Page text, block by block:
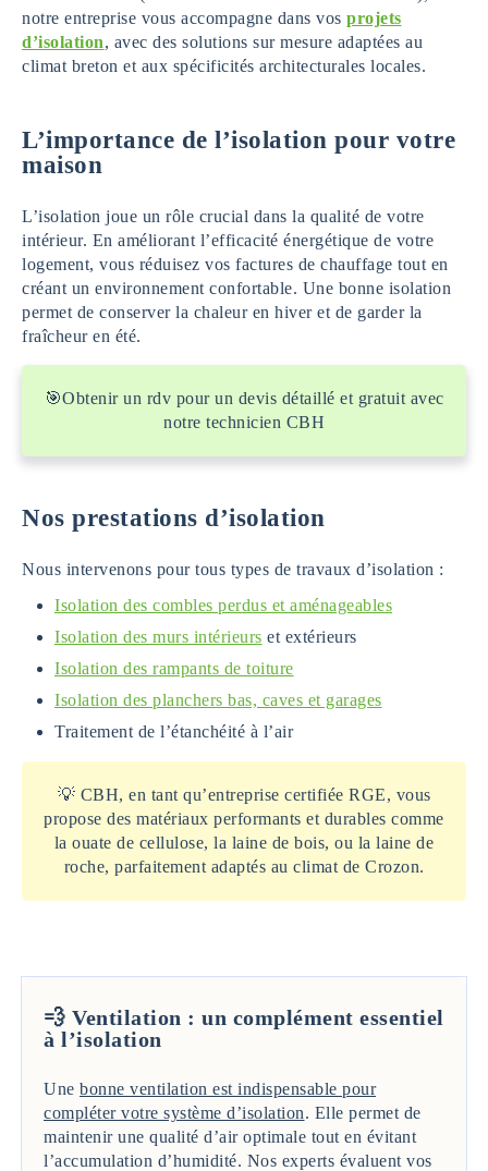
notre entreprise vous accompagne dans vos projets
d’isolation, avec des solutions sur mesure adaptées au
climat breton et aux spécificités architecturales locales.
L’importance de l’isolation pour votre
maison
L’isolation joue un rôle crucial dans la qualité de votre
intérieur. En améliorant l’efficacité énergétique de votre
logement, vous réduisez vos factures de chauffage tout en
créant un environnement confortable. Une bonne isolation
permet de conserver la chaleur en hiver et de garder la
fraîcheur en été.
🎯Obtenir un rdv pour un devis détaillé et gratuit avec
notre technicien CBH
Nos prestations d’isolation
Nous intervenons pour tous types de travaux d’isolation :
Isolation des combles perdus et aménageables
Isolation des murs intérieurs et extérieurs
Isolation des rampants de toiture
Isolation des planchers bas, caves et garages
Traitement de l’étanchéité à l’air
💡 CBH, en tant qu’entreprise certifiée RGE, vous
propose des matériaux performants et durables comme
la ouate de cellulose, la laine de bois, ou la laine de
roche, parfaitement adaptés au climat de Crozon.
💨 Ventilation : un complément essentiel
à l’isolation
Une bonne ventilation est indispensable pour
compléter votre système d’isolation. Elle permet de
maintenir une qualité d’air optimale tout en évitant
l’accumulation d’humidité. Nos experts évaluent vos